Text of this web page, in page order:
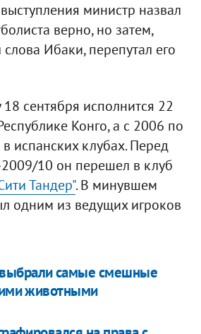
министр назвал
верно, но затем,
Ибаки, перепутал его
сентября исполнится 22
Конго, а с 2006 по
испанских клубах. Перед
10 он перешел в клуб
Тандер". В минувшем
одним из ведущих игроков
самые смешные
животными